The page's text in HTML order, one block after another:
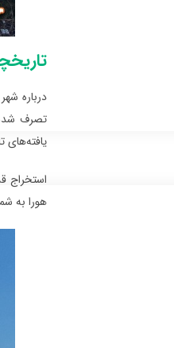
درباره
یافته‌های تاریخی کوره ذوب با 10 کیلوگرم سرباره
هورا به